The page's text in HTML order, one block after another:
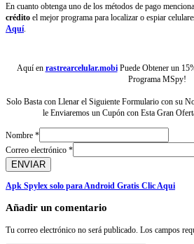
En cuanto obtenga uno de los métodos de pago
crédito el mejor programa para localizar o espiar
Aquí.
Aquí en rastrearcelular.mobiPuede Obtener un
Programa MSpy!
Solo Basta con Llenar el Siguiente Formulario con su
le Enviaremos un Cupón con Esta Gran
Nombre *
Correo electrónico *
ENVIAR
Apk Spylex solo para Android Gratis Clic Aqui
Añadir un comentario
Tu correo electrónico no será publicado. Los campos